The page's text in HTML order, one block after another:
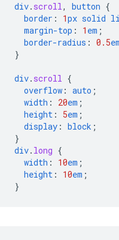
div. scroll, button {
border : 1px solid
margin-top : 1 em ;
border-radius : 0.5
}
div. scroll {
overflow : auto ;
width : 20em ;
height : 5em ;
display : block ;
}
div. long {
width : 10em ;
height : 10em ;
}